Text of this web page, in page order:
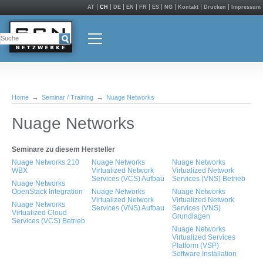
AT CH DE EN FR ES NG Kontakt Drucken Impressum
Home Seminar / Training Nuage Networks
Nuage Networks
Seminare zu diesem Hersteller
Nuage Networks 210
WBX
Nuage Networks
OpenStack Integration
Nuage Networks
Virtualized Cloud
Services (VCS) Betrieb
Nuage Networks
Virtualized Network
Services (VCS) Aufbau
Nuage Networks
Virtualized Network
Services (VNS) Aufbau
Nuage Networks
Virtualized Network
Services (VNS) Betrieb
Nuage Networks
Virtualized Network
Services (VNS)
Grundlagen
Nuage Networks
Virtualized Services
Platform (VSP)
Software Installation